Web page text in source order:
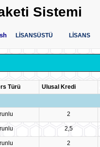
Sistemi
LİSANSÜSTÜ LİSANS
Türü Ulusal Kredi
2
2,5
2